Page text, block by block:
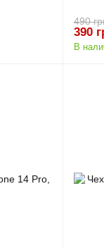
490
390
В